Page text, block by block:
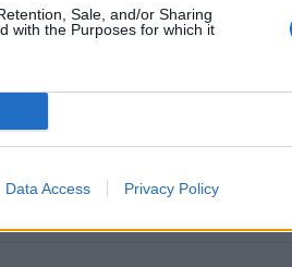
Sale, and/or Sharing
with the Purposes for which it
Data Access Privacy Policy